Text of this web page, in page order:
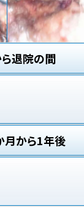
退院の間
月から1年後